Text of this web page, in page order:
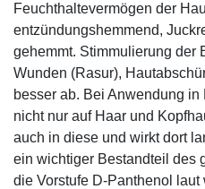
Feuchthaltevermögen der
entzündungshemmend,
gehemmt. Stimmulierung der
Wunden (Rasur),
besser ab. Bei Anwendung
nicht nur auf Haar und
auch in diese und wirkt dort
ein wichtiger Bestandteil des
die Vorstufe D-Panthenol